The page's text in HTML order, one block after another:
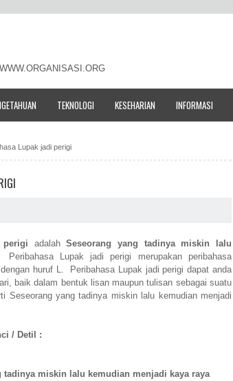
TEKNOLOGI KESEHARIAN INFORMASI
Lupak jadi perigi
adalahSeseorang yang tadinya miskin lalu
Lupak jadi perigi merupakan peribahasa
huruf L. Peribahasa Lupak jadi perigi dapat anda
baik dalam bentuk lisan maupun tulisan sebagai suatu
Seseorang yang tadinya miskin lalu kemudian menjadi
/ Detil :
tadinya miskin lalu kemudian menjadi kaya raya